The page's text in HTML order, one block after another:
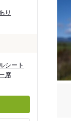
り
シート
席